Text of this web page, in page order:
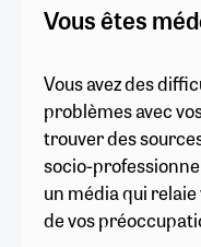
Vous êtes
Vous avez des
problèmes avec
trouver des
socio-
un média qui
de vos